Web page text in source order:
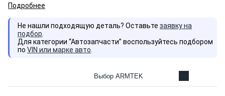
Подробнее
Не нашли подходящую деталь? Оставьте заявку на
подбор
Для категории “Автозапчасти” воспользуйтесь подбором
по VIN или марке авто
Выбор ARMTEK